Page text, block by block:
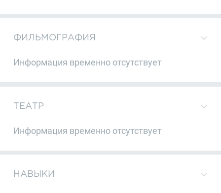
ФИЛЬМОГРАФИЯ
Информация временно отсутствует
ТЕАТР
Информация временно отсутствует
НАВЫКИ